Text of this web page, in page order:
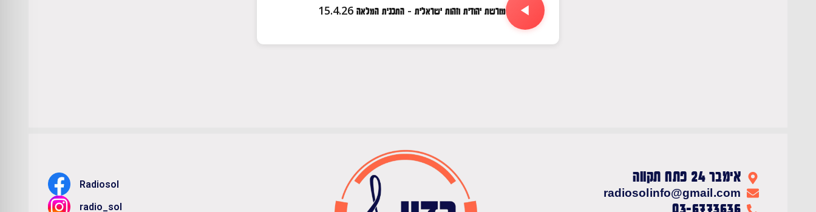
מורשת יהודית וזהות ישראלית - התכנית המלאה 15.4.26
אימבר 24 פתח תקווה
radiosolinfo@gmail.com
Radiosol
radio_sol